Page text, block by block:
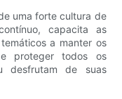
uma forte cultura de
capacita as
a manter os
proteger todos os
desfrutam de suas